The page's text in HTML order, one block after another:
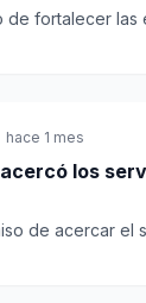
fortalecer las
hace 1 mes
los
de acercar el